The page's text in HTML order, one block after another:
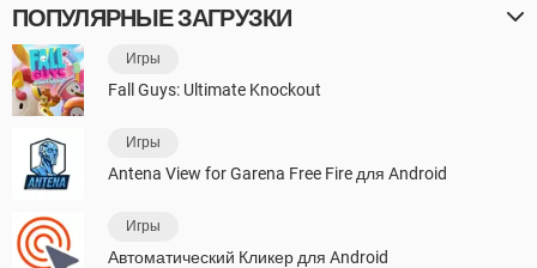
ПОПУЛЯРНЫЕ ЗАГРУЗКИ
Игры
Fall Guys: Ultimate Knockout
Игры
Antena View for Garena Free Fire для Android
Игры
Автоматический Кликер для Android